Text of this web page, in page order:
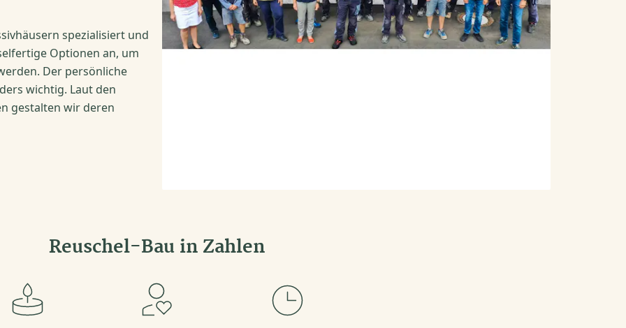
spezialisiert und
Optionen an, um
Der persönliche
wichtig. Laut den
gestalten wir deren
Reuschel-Bau in Zahlen